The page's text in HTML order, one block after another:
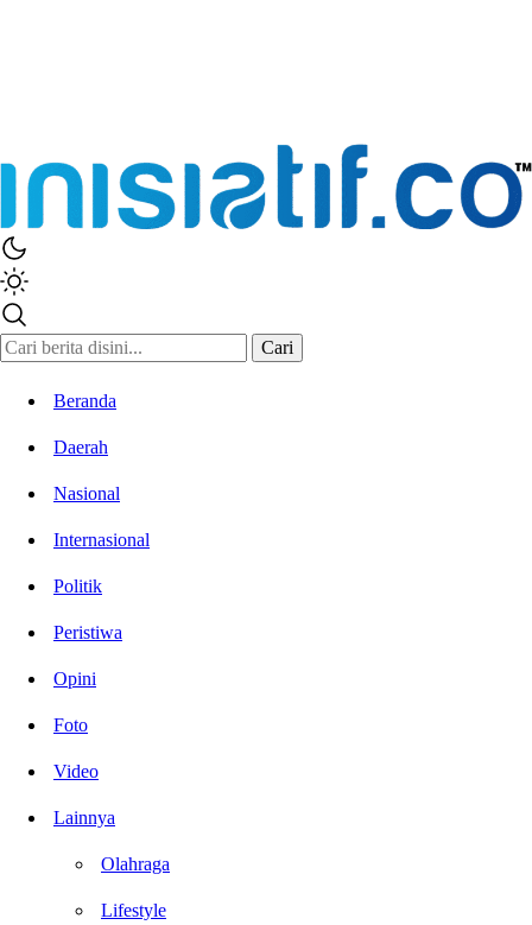
Cari
Beranda
Daerah
Nasional
Internasional
Politik
Peristiwa
Opini
Foto
Video
Lainnya
Olahraga
Lifestyle